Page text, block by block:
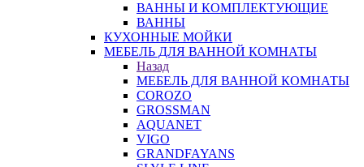
ВАННЫ И КОМПЛЕКТУЮЩИЕ
ВАННЫ
КУХОННЫЕ МОЙКИ
МЕБЕЛЬ ДЛЯ ВАННОЙ КОМНАТЫ
Назад
МЕБЕЛЬ ДЛЯ ВАННОЙ КОМНАТЫ
COROZO
GROSSMAN
AQUANET
VIGO
GRANDFAYANS